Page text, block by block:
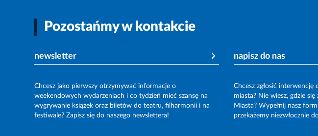
Pozostańmy w kontakcie
newsletter
Chcesz jako pierwszy otrzymywać informacje o
weekendowych wydarzeniach i co tydzień mieć szansę na
wygrywanie książek oraz biletów do teatru, filharmonii i na
festiwale? Zapisz się do naszego newslettera!
napisz do nas
Chcesz zgłosić
miasta? Nie wiesz, gdzie
Miasta? Wypełnij nasz
przekażemy niezwłocznie